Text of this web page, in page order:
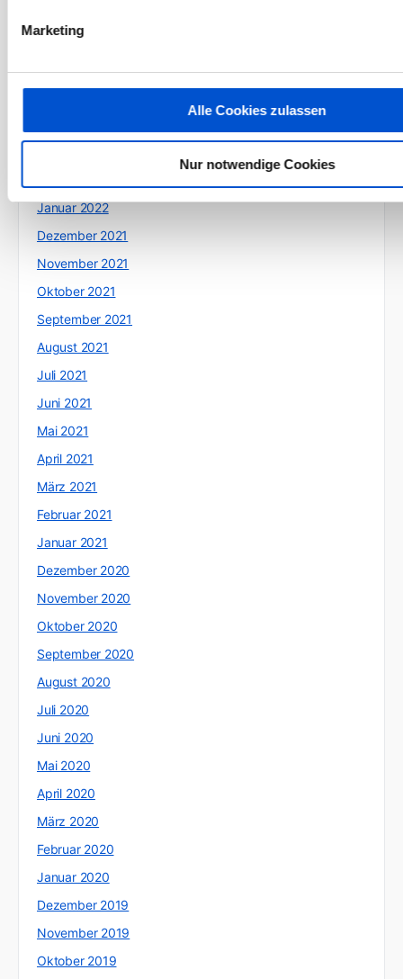
Marketing
Alle Cookies zulassen
Nur notwendige Cookies
Juli 2022
Januar 2022
Dezember 2021
November 2021
Oktober 2021
September 2021
August 2021
Juli 2021
Juni 2021
Mai 2021
April 2021
März 2021
Februar 2021
Januar 2021
Dezember 2020
November 2020
Oktober 2020
September 2020
August 2020
Juli 2020
Juni 2020
Mai 2020
April 2020
März 2020
Februar 2020
Januar 2020
Dezember 2019
November 2019
Oktober 2019